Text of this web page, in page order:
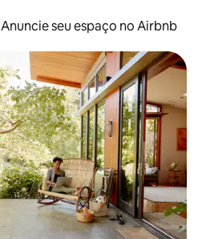
Anuncie seu espaço no Airbnb